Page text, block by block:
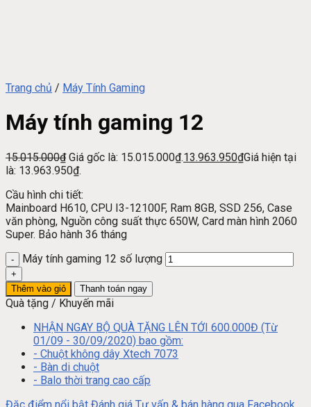
Trang chủ / Máy Tính Gaming
Máy tính gaming 12
15.015.000₫ Giá gốc là: 15.015.000₫.13.963.950₫Giá hiện tại
là: 13.963.950₫.
Cầu hình chi tiết:
Mainboard H610, CPU I3-12100F, Ram 8GB, SSD 256, Case
văn phòng, Nguồn công suất thực 650W, Card màn hình 2060
Super. Bảo hành 36 tháng
Máy tính gaming 12 số lượng
Thêm vào giỏ Thanh toán ngay
Quà tặng / Khuyến mãi
NHẬN NGAY BỘ QUÀ TẶNG LÊN TỚI 600.000Đ (Từ
01/09 - 30/09/2020) bao gồm:
- Chuột không dây Xtech 7073
- Bàn di chuột
- Balo thời trang cao cấp
Đặc điểm nổi bật Đánh giá Tư vấn & bán hàng qua Facebook